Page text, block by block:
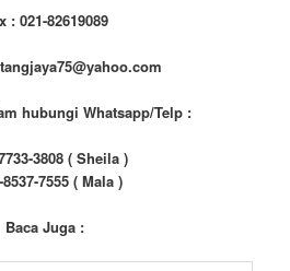
: 021-82619089
hubungi Whatsapp/Telp :
3808 ( Sheila )
8537-7555 ( Mala )
Baca Juga :